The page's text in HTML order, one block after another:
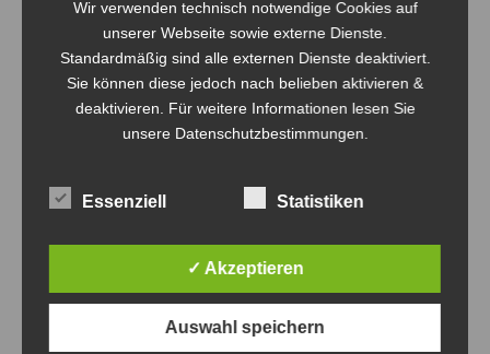
Nicht der Kalender und nicht der Wetterbericht läuten
die Beachsaison ein, sondern theosgym Beach-Cup. In
den Wochen vor dem ersten Samstag im Mai werden die
sechs Plätze im See-Zeit Resort am Werbellinsee mit
Eifer durch die Volley-Bombas hergerichtet. Der Sand
gestrafft. Und so, in tadellosem Zustand,…
Wir verwenden technisch notwendige Cookies auf
unserer Webseite sowie externe Dienste.
Standardmäßig sind alle externen Dienste deaktiviert.
Sie können diese jedoch nach belieben aktivieren &
deaktivieren. Für weitere Informationen lesen Sie
unsere Datenschutzbestimmungen.
Essenziell Statistiken
✓ Akzeptieren
Auswahl speichern